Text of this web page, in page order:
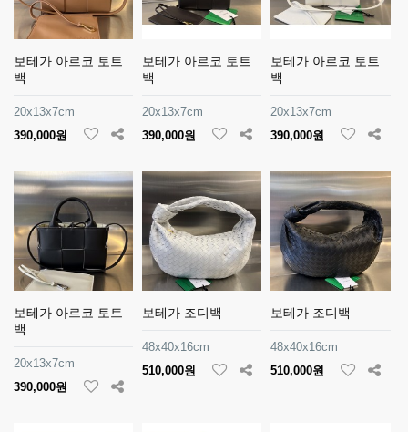
보테가 아르코 토트
백
20x13x7cm
390,000원
보테가 아르코 토트
백
20x13x7cm
390,000원
보테가 아르코 토트
백
20x13x7cm
390,000원
보테가 아르코 토트
백
20x13x7cm
390,000원
보테가 조디백
48x40x16cm
510,000원
보테가 조디백
48x40x16cm
510,000원